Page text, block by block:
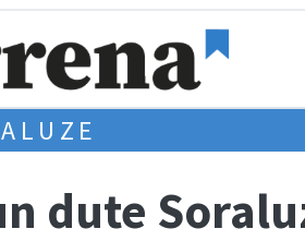
dute